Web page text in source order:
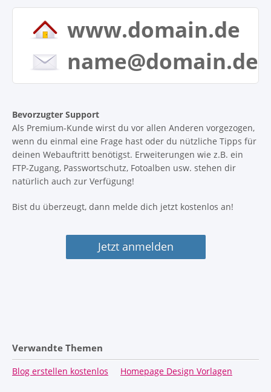
www.domain.de
name@domain.de
Bevorzugter Support
Als Premium-Kunde wirst du vor allen Anderen vorgezogen,
wenn du einmal eine Frage hast oder du nützliche Tipps für
deinen Webauftritt benötigst. Erweiterungen wie z.B. ein
FTP-Zugang, Passwortschutz, Fotoalben usw. stehen dir
natürlich auch zur Verfügung!
Bist du überzeugt, dann melde dich jetzt kostenlos an!
Jetzt anmelden
Verwandte Themen
Blog erstellen kostenlos Homepage Design Vorlagen